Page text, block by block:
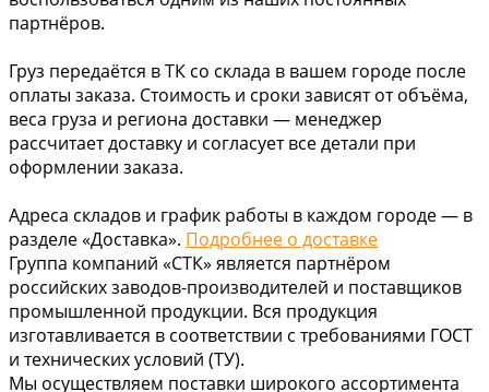
партнёров.
Груз передаётся в ТК со склада в вашем городе после
оплаты заказа. Стоимость и сроки зависят от объёма,
веса груза и региона доставки — менеджер
рассчитает доставку и согласует все детали при
оформлении заказа.
Адреса складов и график работы в каждом городе — в
разделе «Доставка». Подробнее о доставке
Группа компаний «СТК» является партнёром
российских заводов-производителей и поставщиков
промышленной продукции. Вся продукция
изготавливается в соответствии с требованиями ГОСТ
и технических условий (ТУ).
Мы осуществляем поставки широкого ассортимента